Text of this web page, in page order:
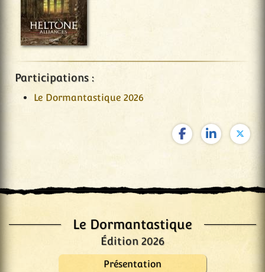
Le Dormantastique
Édition 2026
Présentation
Participations :
Le Dormantastique 2026